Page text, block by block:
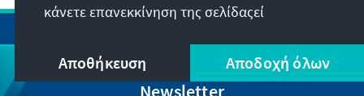
Newsletter
κάνετε επανεκκίνηση της σελίδαςεί
Αποθήκευση Αποδοχή όλων